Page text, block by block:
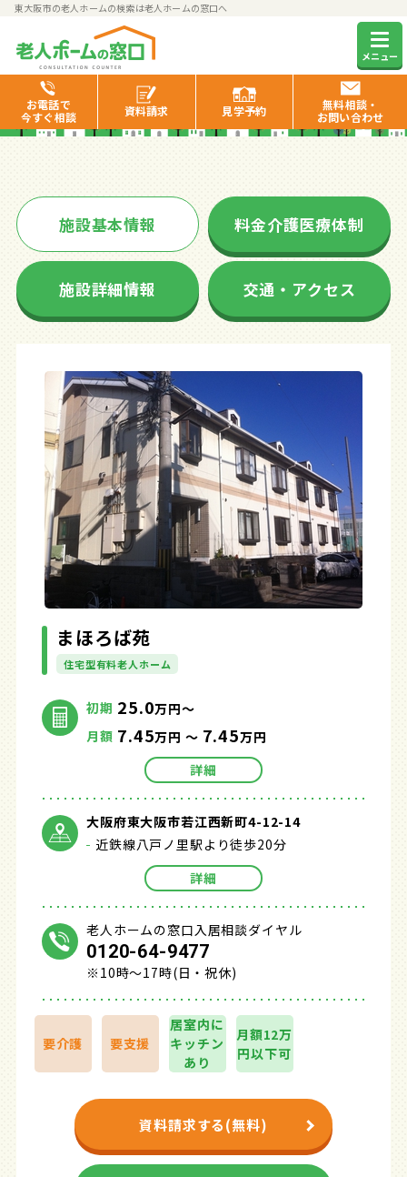
東大阪市の老人ホームの検索は老人ホームの窓口へ
メニュー
お電話で
今すぐ相談
資料請求 見学予約
無料相談・
お問い合わせ
まほろば苑
施設基本情報 料金介護医療体制
施設詳細情報 交通・アクセス
まほろば苑
住宅型有料老人ホーム
初期 25.0万円～
月額 7.45万円 ～ 7.45万円
詳細
大阪府東大阪市若江西新町4-12-14
近鉄線八戸ノ里駅より徒歩20分
詳細
老人ホームの窓口入居相談ダイヤル
0120-64-9477
※10時～17時(日・祝休)
要介護 要支援
居室内に
キッチン
あり
月額12万
円以下可
資料請求する(無料)